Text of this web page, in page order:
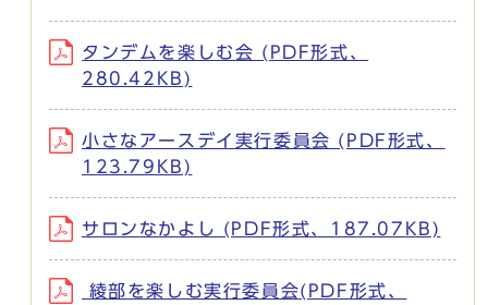
タンデムを楽しむ会 (PDF形式、
280.42KB)
小さなアースデイ実行委員会 (PDF形式、
123.79KB)
サロンなかよし (PDF形式、187.07KB)
綾部を楽しむ実行委員会(PDF形式、